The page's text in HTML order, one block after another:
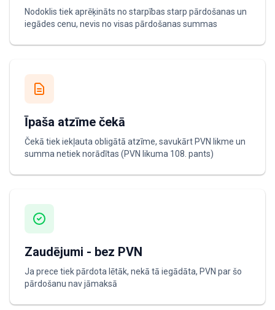
Nodoklis tiek aprēķināts no starpības starp pārdošanas un
iegādes cenu, nevis no visas pārdošanas summas
Īpaša atzīme čekā
Čekā tiek iekļauta obligātā atzīme, savukārt PVN likme un
summa netiek norādītas (PVN likuma 108. pants)
Zaudējumi - bez PVN
Ja prece tiek pārdota lētāk, nekā tā iegādāta, PVN par šo
pārdošanu nav jāmaksā